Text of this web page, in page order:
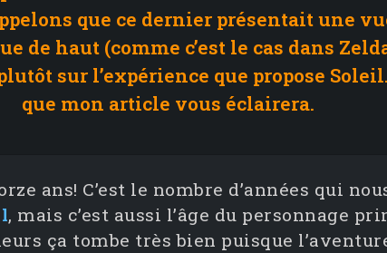
que ce dernier présentait une
de haut (comme c’est le cas dans
sur l’expérience que propose
que mon article vous éclairera.
ans! C’est le nombre d’années qui
, mais c’est aussi l’âge du personnage
ça tombe très bien puisque